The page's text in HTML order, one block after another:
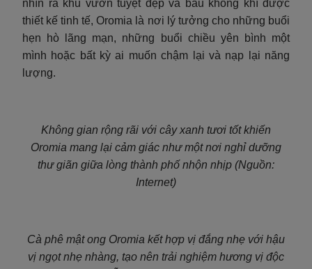
nhìn ra khu vườn tuyệt đẹp và bầu không khí được
thiết kế tinh tế, Oromia là nơi lý tưởng cho những buổi
hẹn hò lãng mạn, những buổi chiều yên bình một
mình hoặc bất kỳ ai muốn chậm lại và nạp lại năng
lượng.
Không gian rộng rãi với cây xanh tươi tốt khiến
Oromia mang lại cảm giác như một nơi nghỉ dưỡng
thư giãn giữa lòng thành phố nhộn nhịp (Nguồn:
Internet)
Cà phê mật ong Oromia kết hợp vị đắng nhẹ với hậu
vị ngọt nhẹ nhàng, tạo nên trải nghiệm hương vị độc